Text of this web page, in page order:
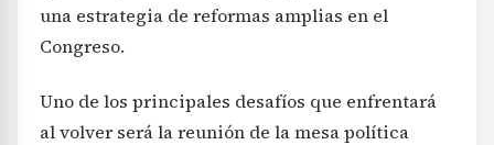
una estrategia de reformas amplias en el
Congreso.
Uno de los principales desafíos que enfrentará
al volver será la reunión de la mesa política